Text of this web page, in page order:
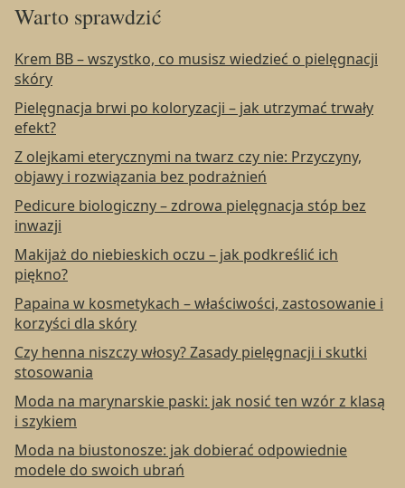
Warto sprawdzić
Krem BB – wszystko, co musisz wiedzieć o pielęgnacji
skóry
Pielęgnacja brwi po koloryzacji – jak utrzymać trwały
efekt?
Z olejkami eterycznymi na twarz czy nie: Przyczyny,
objawy i rozwiązania bez podrażnień
Pedicure biologiczny – zdrowa pielęgnacja stóp bez
inwazji
Makijaż do niebieskich oczu – jak podkreślić ich
piękno?
Papaina w kosmetykach – właściwości, zastosowanie i
korzyści dla skóry
Czy henna niszczy włosy? Zasady pielęgnacji i skutki
stosowania
Moda na marynarskie paski: jak nosić ten wzór z klasą
i szykiem
Moda na biustonosze: jak dobierać odpowiednie
modele do swoich ubrań